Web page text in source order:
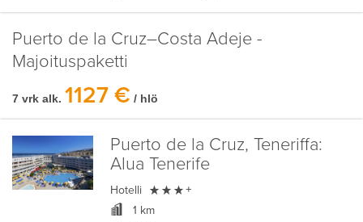
Puerto de la Cruz–Costa Adeje -
Majoituspaketti
7 vrk alk. 1127 € / hlö
Puerto de la Cruz, Teneriffa:
Alua Tenerife
Hotelli  +
1 km